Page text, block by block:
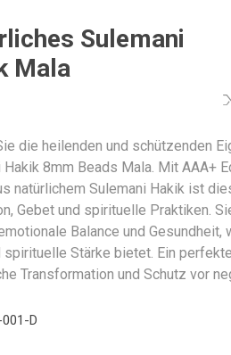
Sulemani
Mala
die heilenden und schützenden
Hakik 8mm Beads Mala. Mit AAA+
natürlichem Sulemani Hakik ist
Gebet und spirituelle Praktiken.
Balance und Gesundheit,
spirituelle Stärke bietet. Ein
Transformation und Schutz vor
D